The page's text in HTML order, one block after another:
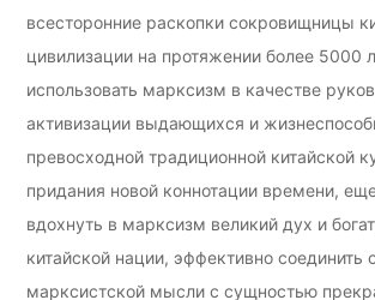
всесторонние раскопки сокровищницы
цивилизации на протяжении более 5000
использовать марксизм в качестве
активизации выдающихся и
превосходной традиционной китайской
придания новой коннотации времени,
вдохнуть в марксизм великий дух и
китайской нации, эффективно соединить
марксистской мысли с сущностью